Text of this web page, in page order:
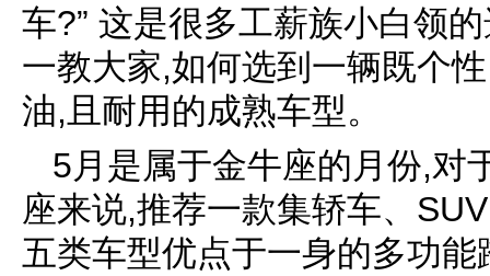
车?” 这是很多工薪族小白领
一教大家,如何选到一辆既个
油,且耐用的成熟车型。
5月是属于金牛座的月份,对
座来说,推荐一款集轿车、
五类车型优点于一身的多功